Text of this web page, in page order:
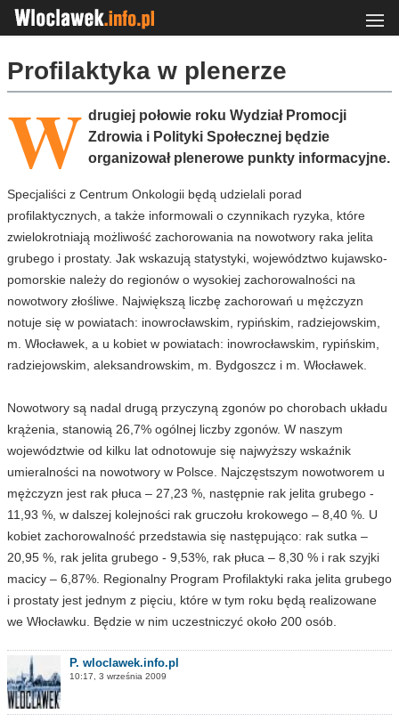
Profilaktyka w plenerze
W drugiej połowie roku Wydział Promocji
Zdrowia i Polityki Społecznej będzie
organizował plenerowe punkty informacyjne.
Specjaliści z Centrum Onkologii będą udzielali porad
profilaktycznych, a także informowali o czynnikach ryzyka, które
zwielokrotniają możliwość zachorowania na nowotwory raka jelita
grubego i prostaty. Jak wskazują statystyki, województwo kujawsko-
pomorskie należy do regionów o wysokiej zachorowalności na
nowotwory złośliwe. Największą liczbę zachorowań u mężczyzn
notuje się w powiatach: inowrocławskim, rypińskim, radziejowskim,
m. Włocławek, a u kobiet w powiatach: inowrocławskim, rypińskim,
radziejowskim, aleksandrowskim, m. Bydgoszcz i m. Włocławek.
Nowotwory są nadal drugą przyczyną zgonów po chorobach układu
krążenia, stanowią 26,7% ogólnej liczby zgonów. W naszym
województwie od kilku lat odnotowuje się najwyższy wskaźnik
umieralności na nowotwory w Polsce. Najczęstszym nowotworem u
mężczyzn jest rak płuca – 27,23 %, następnie rak jelita grubego -
11,93 %, w dalszej kolejności rak gruczołu krokowego – 8,40 %. U
kobiet zachorowalność przedstawia się następująco: rak sutka –
20,95 %, rak jelita grubego - 9,53%, rak płuca – 8,30 % i rak szyjki
macicy – 6,87%. Regionalny Program Profilaktyki raka jelita grubego
i prostaty jest jednym z pięciu, które w tym roku będą realizowane
we Włocławku. Będzie w nim uczestniczyć około 200 osób.
P. wloclawek.info.pl
10:17, 3 września 2009